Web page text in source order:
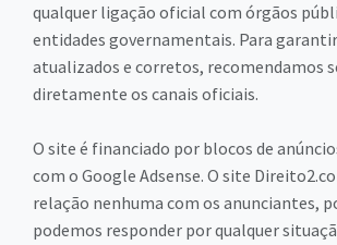
qualquer ligação oficial com órgãos
entidades governamentais. Para
atualizados e corretos, recomendamos
diretamente os canais oficiais.
O site é financiado por blocos de
com o Google Adsense. O site
relação nenhuma com os anunciantes,
podemos responder por qualquer